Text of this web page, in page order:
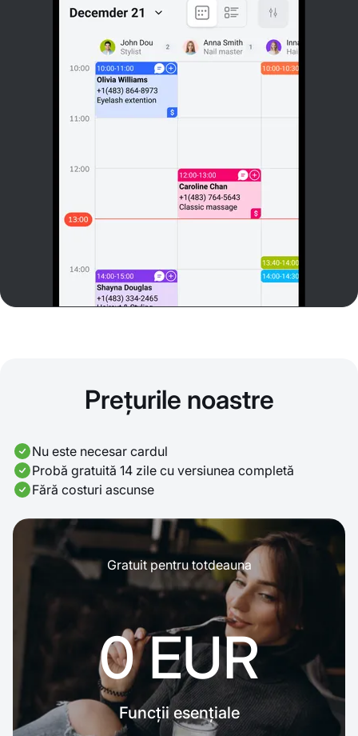
Prețurile noastre
Nu este necesar cardul
Probă gratuită 14 zile cu versiunea completă
Fără costuri ascunse
Gratuit pentru totdeauna
0 EUR
Funcții esențiale